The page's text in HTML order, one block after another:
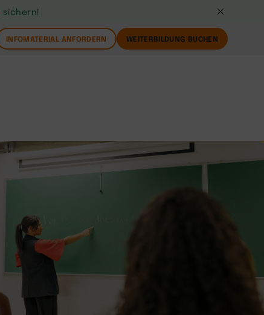
sichern!
INFOMATERIAL ANFORDERN WEITERBILDUNG BUCHEN